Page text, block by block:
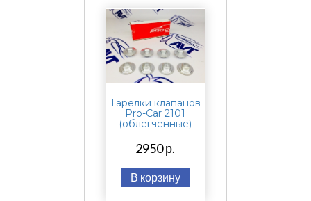
Тарелки клапанов
Pro-Car 2101
(облегченные)
2950 р.
В корзину